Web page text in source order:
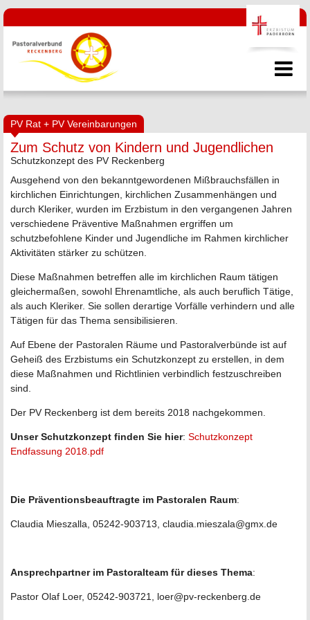
PV Rat + PV Vereinbarungen
Zum Schutz von Kindern und Jugendlichen
Schutzkonzept des PV Reckenberg
Ausgehend von den bekanntgewordenen Mißbrauchsfällen in
kirchlichen Einrichtungen, kirchlichen Zusammenhängen und
durch Kleriker, wurden im Erzbistum in den vergangenen Jahren
verschiedene Präventive Maßnahmen ergriffen um
schutzbefohlene Kinder und Jugendliche im Rahmen kirchlicher
Aktivitäten stärker zu schützen.
Diese Maßnahmen betreffen alle im kirchlichen Raum tätigen
gleichermaßen, sowohl Ehrenamtliche, als auch beruflich Tätige,
als auch Kleriker. Sie sollen derartige Vorfälle verhindern und alle
Tätigen für das Thema sensibilisieren.
Auf Ebene der Pastoralen Räume und Pastoralverbünde ist auf
Geheiß des Erzbistums ein Schutzkonzept zu erstellen, in dem
diese Maßnahmen und Richtlinien verbindlich festzuschreiben
sind.
Der PV Reckenberg ist dem bereits 2018 nachgekommen.
Unser Schutzkonzept finden Sie hier: Schutzkonzept
Endfassung 2018.pdf
Die Präventionsbeauftragte im Pastoralen Raum:
Claudia Mieszalla, 05242-903713, claudia.mieszala@gmx.de
Ansprechpartner im Pastoralteam für dieses Thema:
Pastor Olaf Loer, 05242-903721, loer@pv-reckenberg.de